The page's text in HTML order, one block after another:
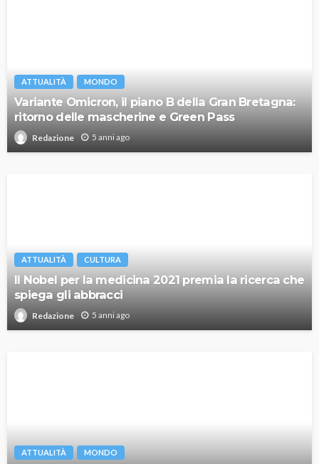
ATTUALITÀ MONDO
Variante Omicron, il piano B della Gran Bretagna:
ritorno delle mascherine e Green Pass
Redazione 5 anni ago
ATTUALITÀ CULTURA
Il Nobel per la medicina 2021 premia la ricerca che
spiega gli abbracci
Redazione 5 anni ago
ATTUALITÀ MONDO